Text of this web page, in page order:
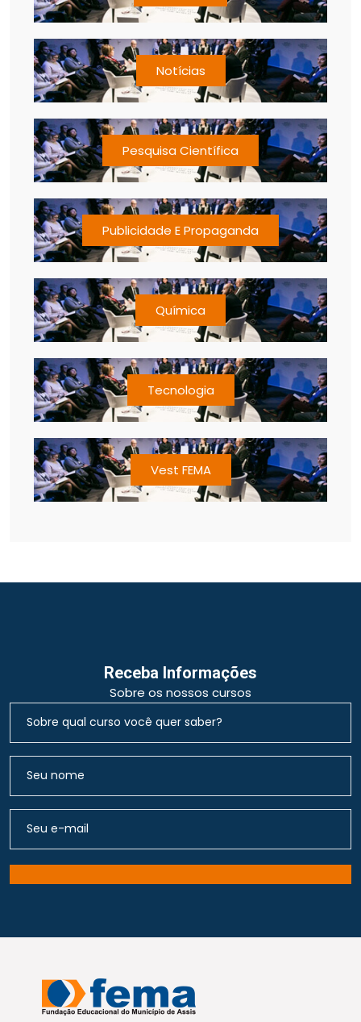
Notícias
Pesquisa Científica
Publicidade E Propaganda
Química
Tecnologia
Vest FEMA
Receba Informações
Sobre os nossos cursos